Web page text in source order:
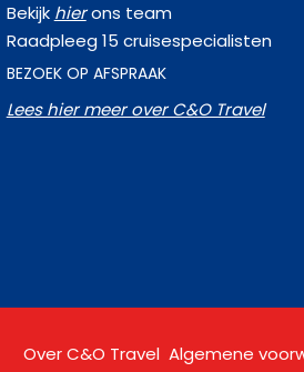
Bekijk hierons team
Raadpleeg 15 cruisespecialisten
BEZOEK OP AFSPRAAK
Lees hier meer over C&O Travel
Over C&O Travel Algemene